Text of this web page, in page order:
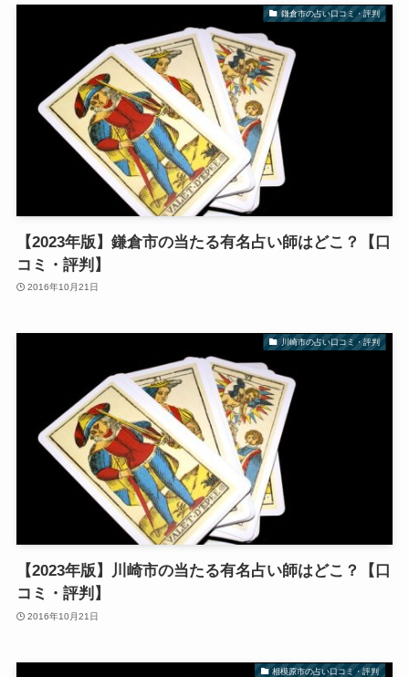
鎌倉市の占い口コミ・評判
【2023年版】鎌倉市の当たる有名占い師はどこ？【口
コミ・評判】
2016年10月21日
川崎市の占い口コミ・評判
【2023年版】川崎市の当たる有名占い師はどこ？【口
コミ・評判】
2016年10月21日
相模原市の占い口コミ・評判